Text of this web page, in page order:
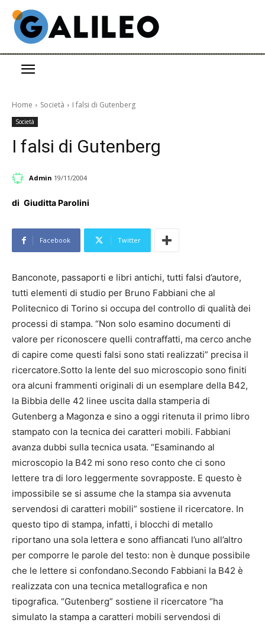
Home Società I falsi di Gutenberg
Società
I falsi di Gutenberg
Admin 19/11/2004
di Giuditta Parolini
Facebook Twitter
Banconote, passaporti e libri antichi, tutti falsi d’autore,
tutti elementi di studio per Bruno Fabbiani che al
Politecnico di Torino si occupa del controllo di qualità dei
processi di stampa. “Non solo esamino documenti di
valore per riconoscere quelli contraffatti, ma cerco anche
di capire come questi falsi sono stati realizzati” precisa il
ricercatore.Sotto la lente del suo microscopio sono finiti
ora alcuni frammenti originali di un esemplare della B42,
la Bibbia delle 42 linee uscita dalla stamperia di
Gutenberg a Magonza e sino a oggi ritenuta il primo libro
stampato con la tecnica dei caratteri mobili. Fabbiani
avanza dubbi sulla tecnica usata. “Esaminando al
microscopio la B42 mi sono reso conto che ci sono
lettere tra di loro leggermente sovrapposte. E questo è
impossibile se si assume che la stampa sia avvenuta
servendosi di caratteri mobili” sostiene il ricercatore. In
questo tipo di stampa, infatti, i blocchi di metallo
riportano una sola lettera e sono affiancati l’uno all’altro
per comporre le parole del testo: non è dunque possibile
che le lettere si confondano.Secondo Fabbiani la B42 è
realizzata con una tecnica metallografica e non
tipografica. “Gutenberg” sostiene il ricercatore “ha
simulato la stampa a caratteri mobili servendosi di